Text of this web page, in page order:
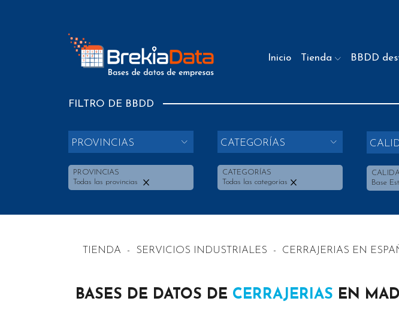
Inicio Tienda BBDD
FILTRO DE BBDD
PROVINCIAS
PROVINCIAS
Todas las provincias
CATEGORÍAS
CATEGORÍAS
Todas las categorías
Base
TIENDA - SERVICIOS INDUSTRIALES - CERRAJERIAS EN
BASES DE DATOS DE CERRAJERIAS EN